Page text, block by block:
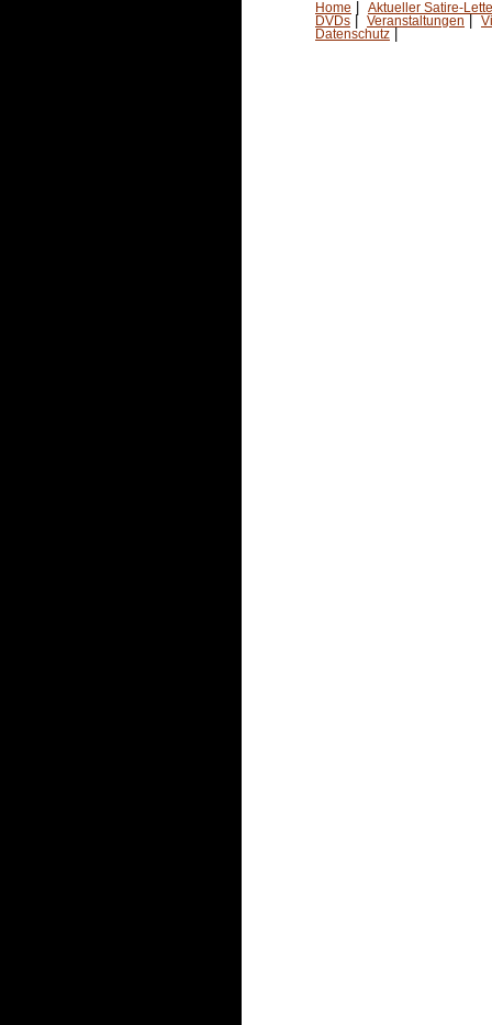
Home
Aktueller Satire-
DVDs | Veranstaltungen
Datenschutz